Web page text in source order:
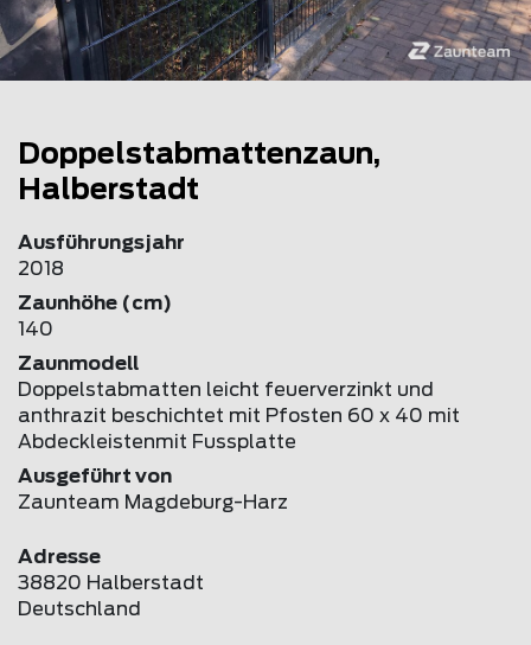
Doppelstabmattenzaun,
Halberstadt
Ausführungsjahr
2018
Zaunhöhe (cm)
140
Zaunmodell
Doppelstabmatten leicht feuerverzinkt und
anthrazit beschichtet mit Pfosten 60 x 40 mit
Abdeckleistenmit Fussplatte
Ausgeführt von
Zaunteam Magdeburg-Harz
Adresse
38820 Halberstadt
Deutschland